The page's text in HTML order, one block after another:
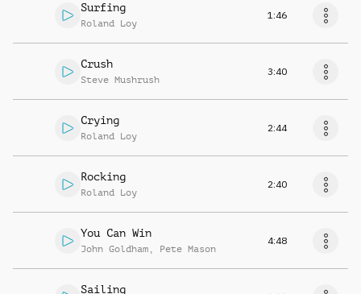
Surfing
Roland Loy
1:46
Crush
Steve Mushrush
3:40
Crying
Roland Loy
2:44
Rocking
Roland Loy
2:40
You Can Win
John Goldham , Pete Mason
4:48
Sailing